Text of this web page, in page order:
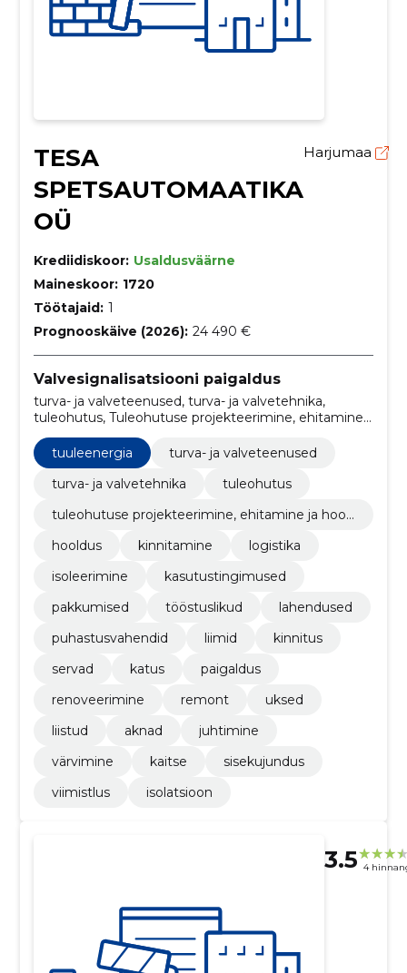
TESA
SPETSAUTOMAATIKA
OÜ
Harjumaa
Krediidiskoor: Usaldusväärne
Maineskoor: 1720
Töötajaid: 1
Prognooskäive (2026): 24 490 €
Valvesignalisatsiooni paigaldus
turva- ja valveteenused, turva- ja valvetehnika,
tuleohutus, Tuleohutuse projekteerimine, ehitamine
ja hooldamine, hooldus, kinnitamine, logistika,
isoleerimine, kasutustingimused, pakkumised
tuuleenergia
turva- ja valveteenused
turva- ja valvetehnika
tuleohutus
tuleohutuse projekteerimine, ehitamine ja hool
hooldus
kinnitamine
logistika
isoleerimine
kasutustingimused
pakkumised
tööstuslikud
lahendused
puhastusvahendid
liimid
kinnitus
servad
katus
paigaldus
renoveerimine
remont
uksed
liistud
aknad
juhtimine
värvimine
kaitse
sisekujundus
viimistlus
isolatsioon
3.5 4